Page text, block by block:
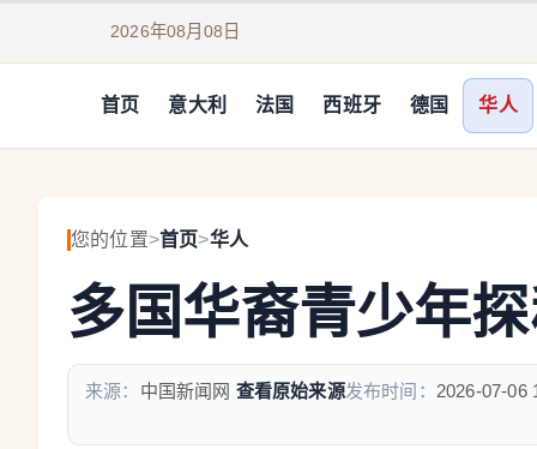
2026年08月08日
首页 意大利 法国 西班牙 德国 华人
您的位置>首页>华人
多国华裔青少年
来源： 中国新闻网 查看原始来源发布时间： 2026-07-06